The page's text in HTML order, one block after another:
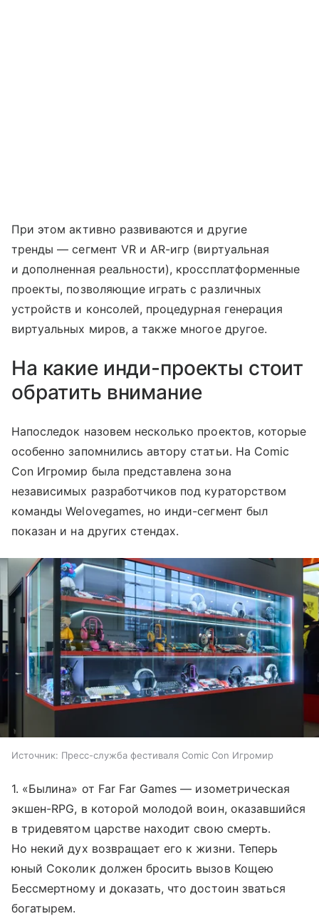
При этом активно развиваются и другие
тренды — сегмент VR и AR-игр (виртуальная
и дополненная реальности), кроссплатформенные
проекты, позволяющие играть с различных
устройств и консолей, процедурная генерация
виртуальных миров, а также многое другое.
На какие инди-проекты стоит
обратить внимание
Напоследок назовем несколько проектов, которые
особенно запомнились автору статьи. На Comic
Con Игромир была представлена зона
независимых разработчиков под кураторством
команды Welovegames, но инди-сегмент был
показан и на других стендах.
Источник: Пресс-служба фестиваля Comic Con Игромир
1. «Былина» от Far Far Games — изометрическая
экшен-RPG, в которой молодой воин, оказавшийся
в тридевятом царстве находит свою смерть.
Но некий дух возвращает его к жизни. Теперь
юный Соколик должен бросить вызов Кощею
Бессмертному и доказать, что достоин зваться
богатырем.